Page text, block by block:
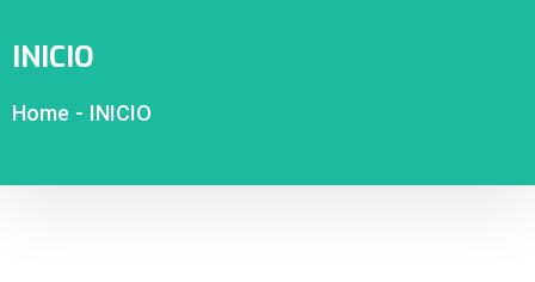
INICIO
Home - INICIO